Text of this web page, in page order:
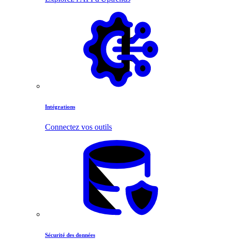
Intégrations
Connectez vos outils
Sécurité des données